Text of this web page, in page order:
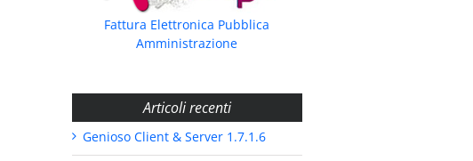
Fattura Elettronica Pubblica
Amministrazione
Articoli recenti
Genioso Client & Server 1.7.1.6